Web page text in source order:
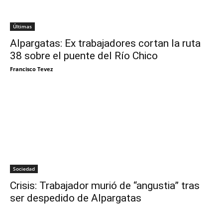
Últimas
Alpargatas: Ex trabajadores cortan la ruta
38 sobre el puente del Río Chico
Francisco Tevez
Sociedad
Crisis: Trabajador murió de “angustia” tras
ser despedido de Alpargatas